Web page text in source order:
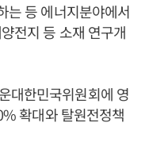
는 등 에너지분야에서
전지 등 소재 연구개
대한민국위원회에 영
확대와 탈원전정책